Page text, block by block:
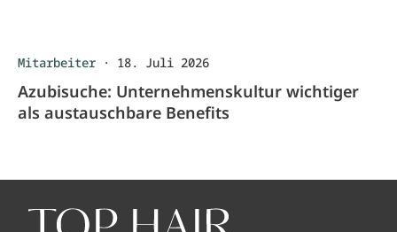
Mitarbeiter · 18. Juli 2026
Azubisuche: Unternehmenskultur wichtiger
als austauschbare Benefits